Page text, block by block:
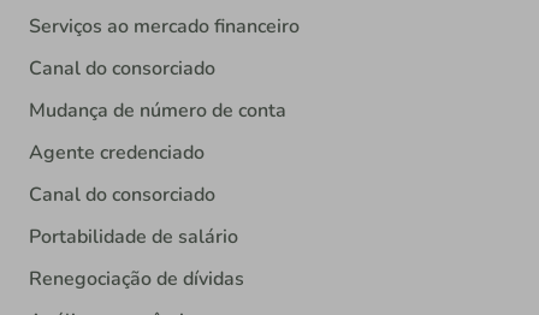
Serviços ao mercado financeiro
Canal do consorciado
Mudança de número de conta
Agente credenciado
Canal do consorciado
Portabilidade de salário
Renegociação de dívidas